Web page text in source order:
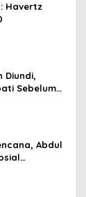
Havertz
Diundi,
Sebelum
Abdul